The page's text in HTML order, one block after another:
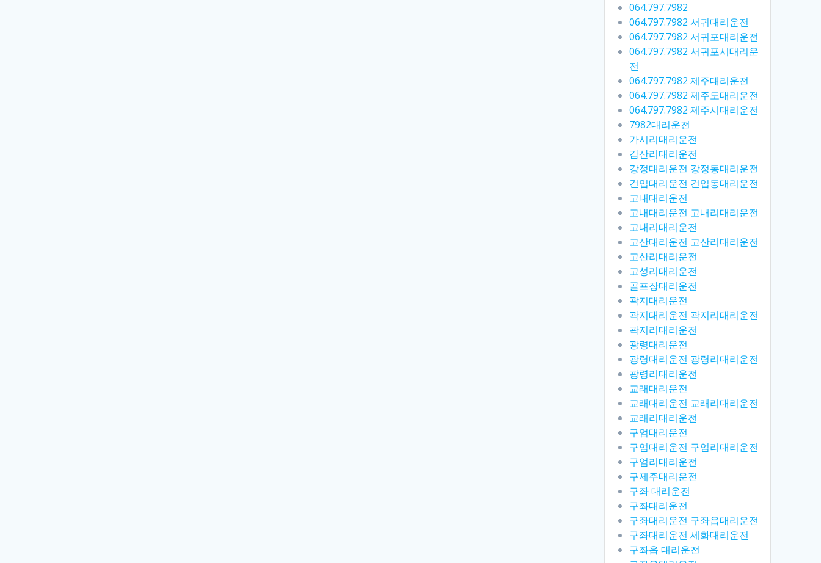
064.797.7982
064.797.7982 서귀대리운전
064.797.7982 서귀포대리운전
064.797.7982 서귀포시대리운
전
064.797.7982 제주대리운전
064.797.7982 제주도대리운전
064.797.7982 제주시대리운전
7982대리운전
가시리대리운전
감산리대리운전
강정대리운전 강정동대리운전
건입대리운전 건입동대리운전
고내대리운전
고내대리운전 고내리대리운전
고내리대리운전
고산대리운전 고산리대리운전
고산리대리운전
고성리대리운전
골프장대리운전
곽지대리운전
곽지대리운전 곽지리대리운전
곽지리대리운전
광령대리운전
광령대리운전 광령리대리운전
광령리대리운전
교래대리운전
교래대리운전 교래리대리운전
교래리대리운전
구엄대리운전
구엄대리운전 구엄리대리운전
구엄리대리운전
구제주대리운전
구좌 대리운전
구좌대리운전
구좌대리운전 구좌읍대리운전
구좌대리운전 세화대리운전
구좌읍 대리운전